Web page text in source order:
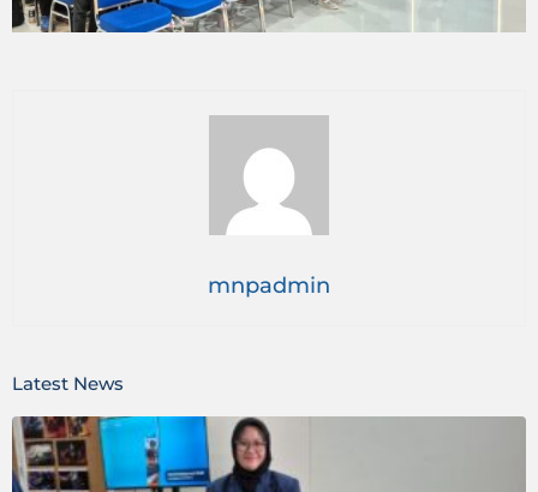
mnpadmin
Latest News